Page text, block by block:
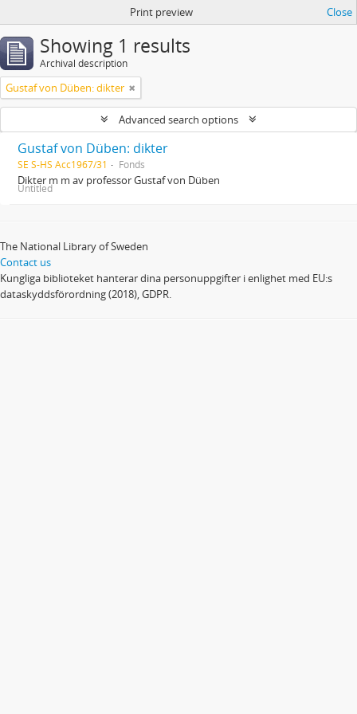
Print preview Close
Showing 1 results
Archival description
Gustaf von Düben: dikter
Advanced search options
Gustaf von Düben: dikter
SE S-HS Acc1967/31 Fonds
Dikter m m av professor Gustaf von Düben
Untitled
The National Library of Sweden
Contact us
Kungliga biblioteket hanterar dina personuppgifter i enlighet med EU:s
dataskyddsförordning (2018), GDPR.